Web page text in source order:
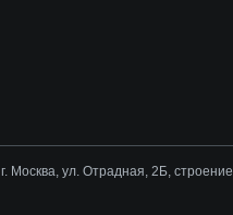
г. Москва, ул. Отрадная, 2Б,